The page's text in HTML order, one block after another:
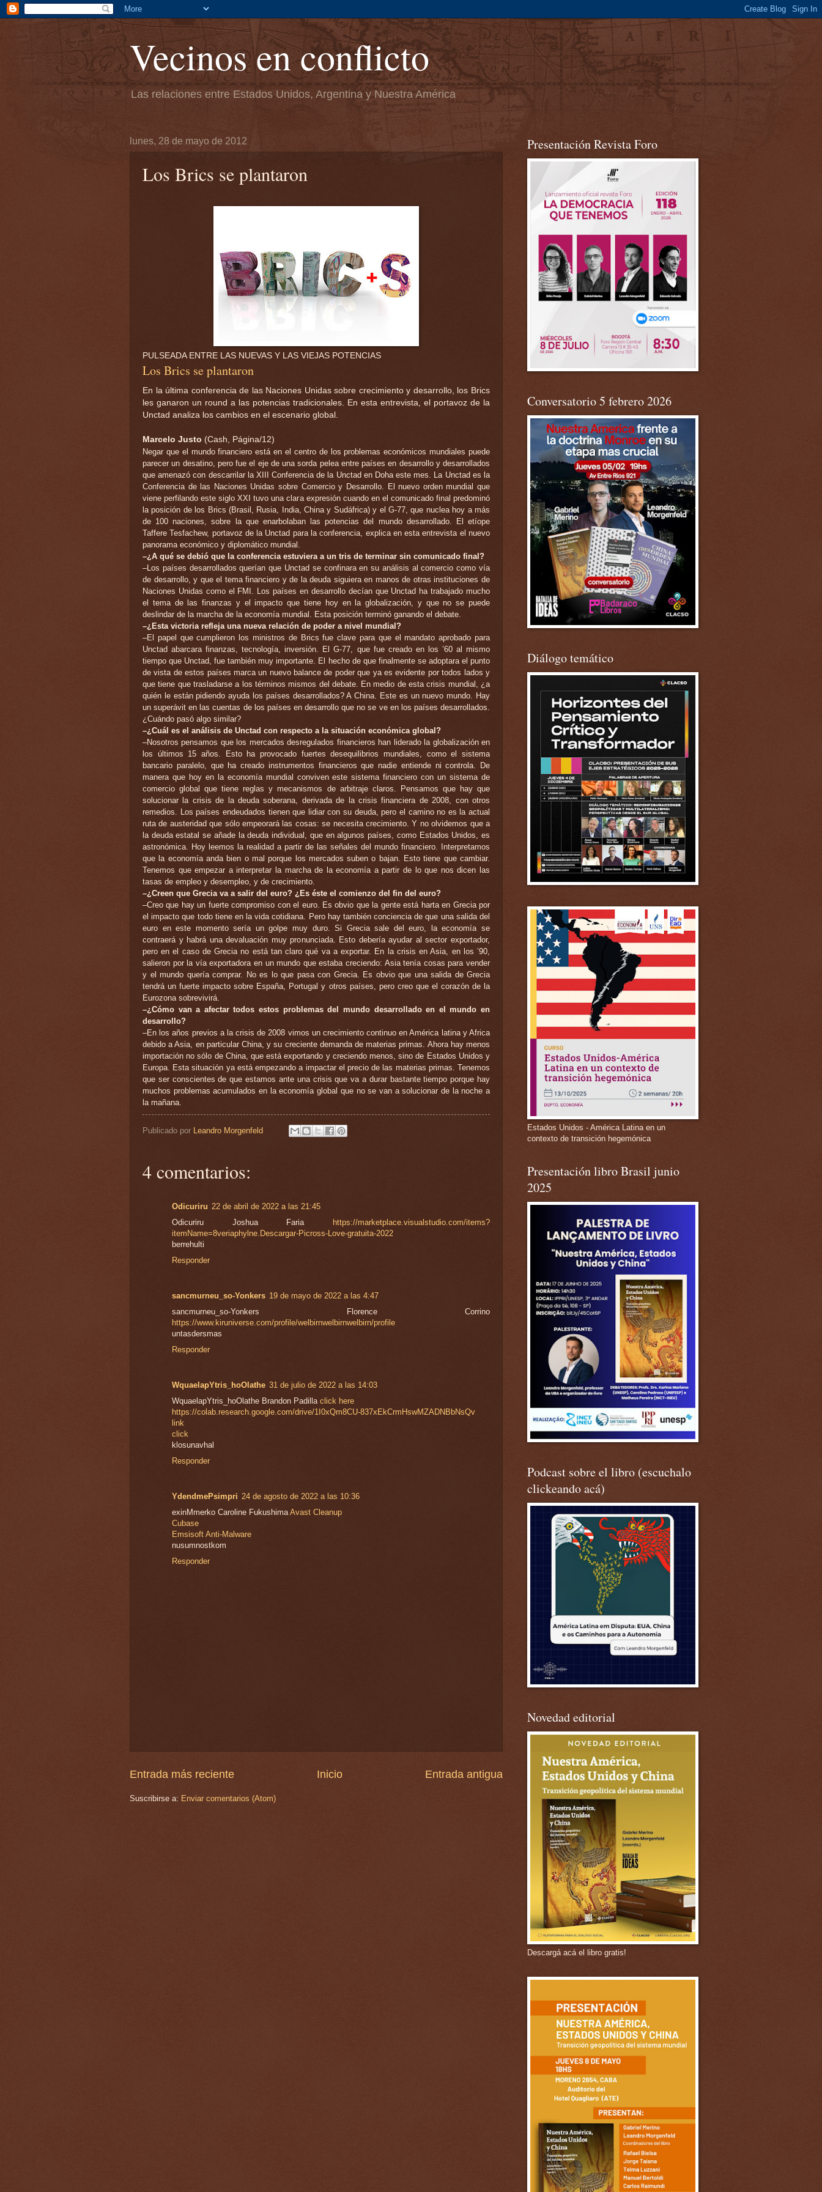
Vecinos en conflicto
Las relaciones entre Estados Unidos, Argentina y Nuestra América
lunes, 28 de mayo de 2012
Los Brics se plantaron
PULSEADA ENTRE LAS NUEVAS Y LAS VIEJAS POTENCIAS
Los Brics se plantaron
En la última conferencia de las Naciones Unidas sobre crecimiento y desarrollo, los Brics
les ganaron un round a las potencias tradicionales. En esta entrevista, el portavoz de la
Unctad analiza los cambios en el escenario global.
Marcelo Justo (Cash, Página/12)
Negar que el mundo financiero está en el centro de los problemas económicos mundiales puede
parecer un desatino, pero fue el eje de una sorda pelea entre países en desarrollo y desarrollados
que amenazó con descarrilar la XIII Conferencia de la Unctad en Doha este mes. La Unctad es la
Conferencia de las Naciones Unidas sobre Comercio y Desarrollo. El nuevo orden mundial que
viene perfilando este siglo XXI tuvo una clara expresión cuando en el comunicado final predominó
la posición de los Brics (Brasil, Rusia, India, China y Sudáfrica) y el G-77, que nuclea hoy a más
de 100 naciones, sobre la que enarbolaban las potencias del mundo desarrollado. El etíope
Taffere Tesfachew, portavoz de la Unctad para la conferencia, explica en esta entrevista el nuevo
panorama económico y diplomático mundial.
–¿A qué se debió que la conferencia estuviera a un tris de terminar sin comunicado final?
–Los países desarrollados querían que Unctad se confinara en su análisis al comercio como vía
de desarrollo, y que el tema financiero y de la deuda siguiera en manos de otras instituciones de
Naciones Unidas como el FMI. Los países en desarrollo decían que Unctad ha trabajado mucho
el tema de las finanzas y el impacto que tiene hoy en la globalización, y que no se puede
deslindar de la marcha de la economía mundial. Esta posición terminó ganando el debate.
–¿Esta victoria refleja una nueva relación de poder a nivel mundial?
–El papel que cumplieron los ministros de Brics fue clave para que el mandato aprobado para
Unctad abarcara finanzas, tecnología, inversión. El G-77, que fue creado en los ’60 al mismo
tiempo que Unctad, fue también muy importante. El hecho de que finalmente se adoptara el punto
de vista de estos países marca un nuevo balance de poder que ya es evidente por todos lados y
que tiene que trasladarse a los términos mismos del debate. En medio de esta crisis mundial, ¿a
quién le están pidiendo ayuda los países desarrollados? A China. Este es un nuevo mundo. Hay
un superávit en las cuentas de los países en desarrollo que no se ve en los países desarrollados.
¿Cuándo pasó algo similar?
–¿Cuál es el análisis de Unctad con respecto a la situación económica global?
–Nosotros pensamos que los mercados desregulados financieros han liderado la globalización en
los últimos 15 años. Esto ha provocado fuertes desequilibrios mundiales, como el sistema
bancario paralelo, que ha creado instrumentos financieros que nadie entiende ni controla. De
manera que hoy en la economía mundial conviven este sistema financiero con un sistema de
comercio global que tiene reglas y mecanismos de arbitraje claros. Pensamos que hay que
solucionar la crisis de la deuda soberana, derivada de la crisis financiera de 2008, con otros
remedios. Los países endeudados tienen que lidiar con su deuda, pero el camino no es la actual
ruta de austeridad que sólo empeorará las cosas: se necesita crecimiento. Y no olvidemos que a
la deuda estatal se añade la deuda individual, que en algunos países, como Estados Unidos, es
astronómica. Hoy leemos la realidad a partir de las señales del mundo financiero. Interpretamos
que la economía anda bien o mal porque los mercados suben o bajan. Esto tiene que cambiar.
Tenemos que empezar a interpretar la marcha de la economía a partir de lo que nos dicen las
tasas de empleo y desempleo, y de crecimiento.
–¿Creen que Grecia va a salir del euro? ¿Es éste el comienzo del fin del euro?
–Creo que hay un fuerte compromiso con el euro. Es obvio que la gente está harta en Grecia por
el impacto que todo tiene en la vida cotidiana. Pero hay también conciencia de que una salida del
euro en este momento sería un golpe muy duro. Si Grecia sale del euro, la economía se
contraerá y habrá una devaluación muy pronunciada. Esto debería ayudar al sector exportador,
pero en el caso de Grecia no está tan claro qué va a exportar. En la crisis en Asia, en los ’90,
salieron por la vía exportadora en un mundo que estaba creciendo: Asia tenía cosas para vender
y el mundo quería comprar. No es lo que pasa con Grecia. Es obvio que una salida de Grecia
tendrá un fuerte impacto sobre España, Portugal y otros países, pero creo que el corazón de la
Eurozona sobrevivirá.
–¿Cómo van a afectar todos estos problemas del mundo desarrollado en el mundo en
desarrollo?
–En los años previos a la crisis de 2008 vimos un crecimiento continuo en América latina y Africa
debido a Asia, en particular China, y su creciente demanda de materias primas. Ahora hay menos
importación no sólo de China, que está exportando y creciendo menos, sino de Estados Unidos y
Europa. Esta situación ya está empezando a impactar el precio de las materias primas. Tenemos
que ser conscientes de que estamos ante una crisis que va a durar bastante tiempo porque hay
muchos problemas acumulados en la economía global que no se van a solucionar de la noche a
la mañana.
Publicado por Leandro Morgenfeld
4 comentarios:
Odicuriru 22 de abril de 2022 a las 21:45
Odicuriru Joshua Faria
https://marketplace.visualstudio.com/items?
itemName=8veriaphylne.Descargar-Picross-Love-gratuita-2022
berrehulti
Responder
sancmurneu_so-Yonkers 19 de mayo de 2022 a las 4:47
sancmurneu_so-Yonkers Florence Corrino
https://www.kiruniverse.com/profile/welbirnwelbirnwelbirn/profile
untasdersmas
Responder
WquaelapYtris_hoOlathe 31 de julio de 2022 a las 14:03
WquaelapYtris_hoOlathe Brandon Padilla click here
https://colab.research.google.com/drive/1I0xQm8CU-837xEkCrmHswMZADNBbNsQv
link
click
klosunavhal
Responder
YdendmePsimpri 24 de agosto de 2022 a las 10:36
exinMmerko Caroline FukushimaAvast Cleanup
Cubase
Emsisoft Anti-Malware
nusumnostkom
Responder
Entrada más reciente Entrada antigua
Inicio
Suscribirse a: Enviar comentarios (Atom)
Presentación Revista Foro
Conversatorio 5 febrero 2026
Diálogo temático
Estados Unidos - América Latina en un
contexto de transición hegemónica
Presentación libro Brasil junio
2025
Podcast sobre el libro (escuchalo
clickeando acá)
Novedad editorial
Descargá acá el libro gratis!